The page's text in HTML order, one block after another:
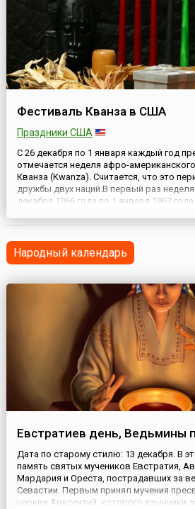
Фестиваль Кванза в США
Праздники США
С 26 декабря по 1 января каждый год
отмечается неделя афро-
Кванза (Kwanza). Считается, что это
дружбы двух наций.В первый раз
декабря 1966 года по 1 января 1967
собираются за большим столом,
Народный календарь
Евстратиев день, Ведьмины
Дата по старому стилю: 13 декабря. В
память святых мучеников Евстратия,
Мардария и Ореста, пострадавших за
Севастии. Первым принял мучения
церкви Авксентий, которого язычники